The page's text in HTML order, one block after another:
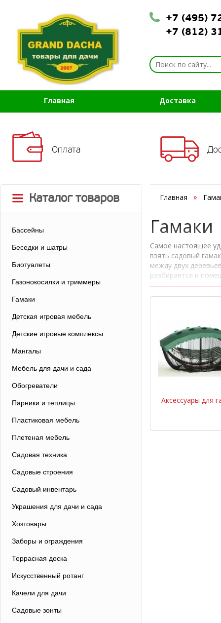
+7 (495)
+7 (812)
Главная Доставка
Оплата
Каталог товаров
Бассейны
Беседки и шатры
Биотуалеты
Газонокосилки и триммеры
Гамаки
Детская игровая мебель
Детские игровые комплексы
Мангалы
Мебель для дачи и сада
Обогреватели
Парники и теплицы
Пластиковая мебель
Плетеная мебель
Садовая техника
Садовые строения
Садовый инвентарь
Украшения для дачи и сада
Хозтовары
Заборы и ограждения
Террасная доска
Искусственный ротанг
Качели для дачи
Садовые зонты
Главная
Гамаки
Самое настоящее
взять садовый
между двух
разбирается и
можно посидеть с
такие выдерживают
Гамаки:
Аксессуары для
необходимые
дождем. Подушка
Аксессуары для
эксплуатацию на
Гамаки с каркасом.
Аксессуары для